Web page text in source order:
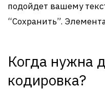
подойдет вашему
“Сохранить”.
Когда нужна
кодировка?